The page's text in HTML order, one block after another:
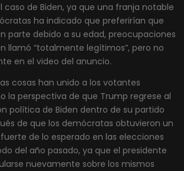
caso de Biden, ya que una franja notable
ha indicado que preferirían que
parte debido a su edad, preocupaciones
llamó “totalmente legítimos”, pero no
en el video del anuncio.
cosas han unido a los votantes
la perspectiva de que Trump regrese al
política de Biden dentro de su partido
de que los demócratas obtuvieron un
de lo esperado en las elecciones
del año pasado, ya que el presidente
nuevamente sobre los mismos